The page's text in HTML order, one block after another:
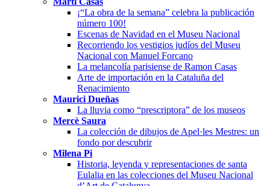
¡“La obra de la semana” celebra la publicación
número 100!
Escenas de Navidad en el Museu Nacional
Recorriendo los vestigios judíos del Museu
Nacional con Manuel Forcano
La melancolía parisiense de Ramon Casas
Arte de importación en la Cataluña del
Renacimiento
Maurici Dueñas
La lluvia como “prescriptora” de los museos
Mercè Saura
La colección de dibujos de Apel·les Mestres: un
fondo por descubrir
Milena Pi
Historia, leyenda y representaciones de santa
Eulalia en las colecciones del Museu Nacional